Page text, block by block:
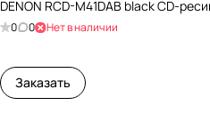
DENON RCD-M41DAB black CD-
0 0 Нет в наличии
Заказать